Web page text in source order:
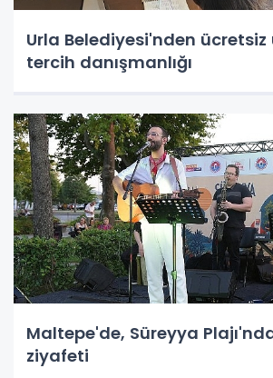
Urla Belediyesi'nden
tercih danışmanlığı
Maltepe'de, Süreyya
ziyafeti